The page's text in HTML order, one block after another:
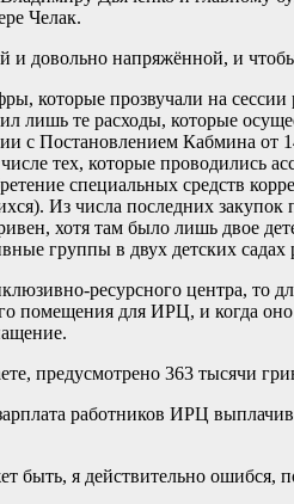
Челак.
и довольно напряжённой, и
прозвучали на сессии
лишь те расходы, которые
с Постановлением Кабмина
тех, которые проводились
специальных средств
Из числа последних
хотя там было лишь двое
группы в двух детских
ресурсного центра, то
помещения для ИРЦ, и когда
предусмотрено 363 тысячи
работников ИРЦ
я действительно ошибся,